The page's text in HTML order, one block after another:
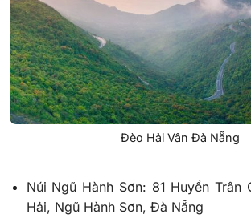
Đèo Hải Vân Đà Nẵng
Núi Ngũ Hành Sơn: 81 Huyền Trân
Hải, Ngũ Hành Sơn, Đà Nẵng